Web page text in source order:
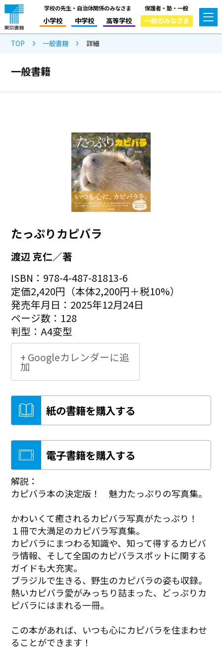
学校の先生・自治体関係のみなさま
小学校 中学校 高等学校
保護者・塾・一般
一般のみなさま
TOP 一般書籍 詳細
一般書籍
たっぷりカピバラ
渡辺 克仁／著
ISBN：978-4-487-81813-6
定価2,420円（本体2,200円＋税10%）
発売年月日：2025年12月24日
ページ数：128
判型：A4変型
+ Googleカレンダーに追
加
紙の書籍を購入する
電子書籍を購入する
解説：
カピバラ本の決定版！ 魅力たっぷりの写真集。
かわいくて癒されるカピバラ写真がたっぷり！
１冊で大満足のカピバラ写真集。
カピバラにまつわる知識や、知って得するカピバ
ラ情報、そして全国のカピバラスポットに関する
ガイドも大充実。
ブラジルで生きる、野生のカピバラの姿も収録。
熱いカピバラ愛がみっちり詰まった、どっぷりカ
ピバラにはまれる一冊。
この本があれば、いつも心にカピバラを住まわせ
ることができます！